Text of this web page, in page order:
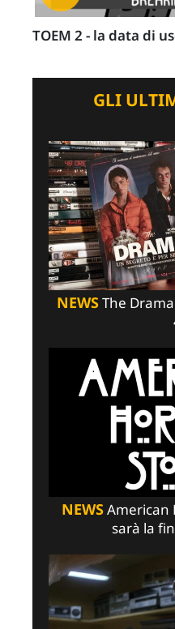
TOEM 2 - la data di
GLI
NEWSThe
NEWSAmerican
sarà la